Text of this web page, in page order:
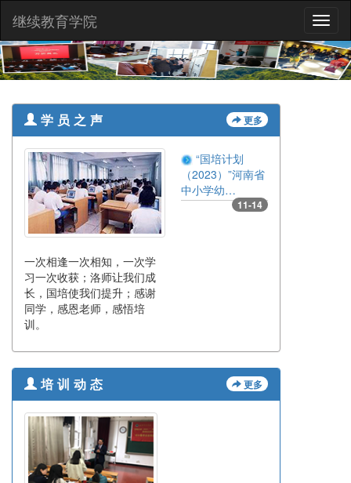
继续教育学院
学员之声 更多
一次相逢一次相知，一次学
习一次收获；洛师让我们成
长，国培使我们提升；感谢
同学，感恩老师，感悟培
训。
“国培计划
（2023）”河南省
中小学幼…
11-14
培训动态 更多